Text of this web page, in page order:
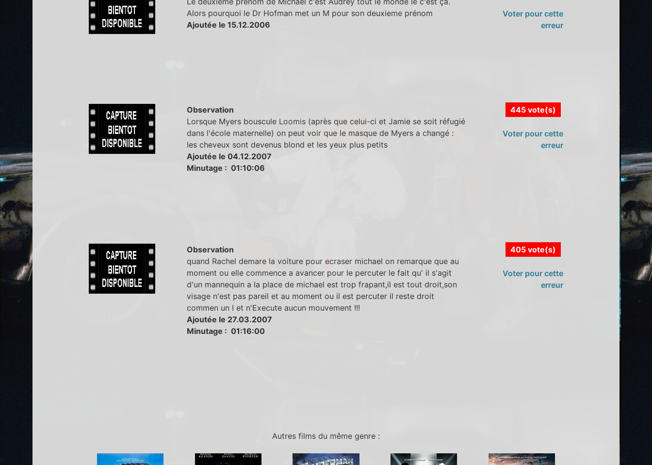
Alors pourquoi le Dr Hofman met un M pour son deuxieme prénom
Ajoutée le 15.12.2006
Voter pour cette
erreur
Observation
Lorsque Myers bouscule Loomis (après que celui-ci et Jamie se soit réfugié
dans l'école maternelle) on peut voir que le masque de Myers a changé :
les cheveux sont devenus blond et les yeux plus petits
Ajoutée le 04.12.2007
Minutage : 01:10:06
445 vote(s)
Voter pour cette
erreur
Observation
quand Rachel demare la voiture pour ecraser michael on remarque que au
moment ou elle commence a avancer pour le percuter le fait qu' il s'agit
d'un mannequin a la place de michael est trop frapant,il est tout droit,son
visage n'est pas pareil et au moment ou il est percuter il reste droit
commen un I et n'Execute aucun mouvement !!!
Ajoutée le 27.03.2007
Minutage : 01:16:00
405 vote(s)
Voter pour cette
erreur
Autres films du même genre :